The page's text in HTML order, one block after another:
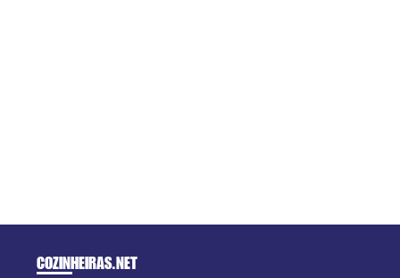
COZINHEIRAS.NET